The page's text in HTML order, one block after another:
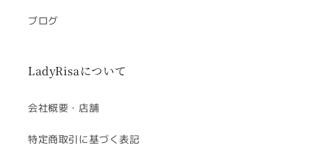
ブログ
LadyRisaについて
会社概要・店舗
特定商取引に基づく表記